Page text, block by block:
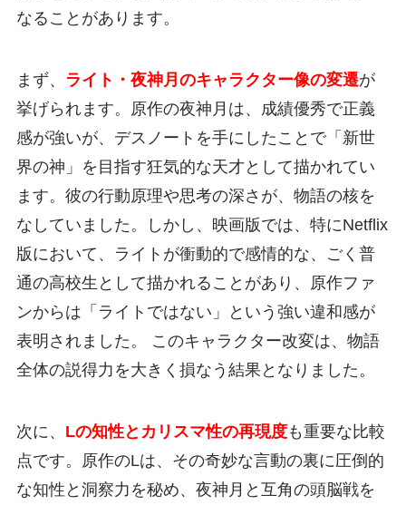
なることがあります。
まず、 ライト・夜神月のキャラクター像の変遷が
挙げられます。原作の夜神月は、成績優秀で正義
感が強いが、デスノートを手にしたことで「新世
界の神」を目指す狂気的な天才として描かれてい
ます。彼の行動原理や思考の深さが、物語の核を
なしていました。しかし、映画版では、特にNetflix
版において、ライトが衝動的で感情的な、ごく普
通の高校生として描かれることがあり、原作ファ
ンからは「ライトではない」という強い違和感が
表明されました。 このキャラクター改変は、物語
全体の説得力を大きく損なう結果となりました。
次に、 Lの知性とカリスマ性の再現度も重要な比較
点です。原作のLは、その奇妙な言動の裏に圧倒的
な知性と洞察力を秘め、夜神月と互角の頭脳戦を